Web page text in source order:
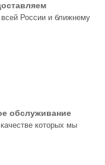
России и ближнему
обслуживание
которых мы